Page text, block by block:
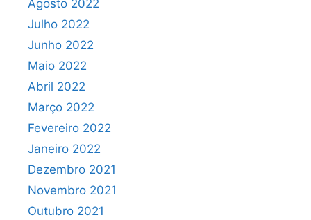
Agosto 2022
Julho 2022
Junho 2022
Maio 2022
Abril 2022
Março 2022
Fevereiro 2022
Janeiro 2022
Dezembro 2021
Novembro 2021
Outubro 2021